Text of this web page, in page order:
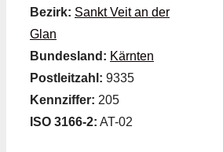
Bezirk: Sankt Veit an der
Glan
Bundesland: Kärnten
Postleitzahl: 9335
Kennziffer: 205
ISO 3166-2: AT-02